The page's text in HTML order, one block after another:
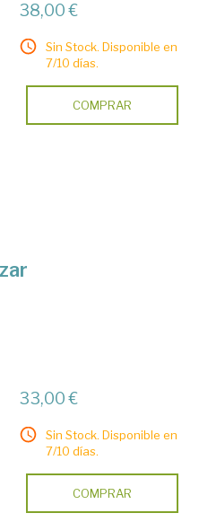
38,00 €
Sin Stock. Disponible en
7/10 días.
COMPRAR
33,00 €
Sin Stock. Disponible en
7/10 días.
COMPRAR